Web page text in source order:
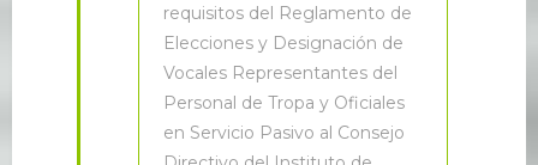
requisitos del Reglamento de
Elecciones y Designación de
Vocales Representantes del
Personal de Tropa y Oficiales
en Servicio Pasivo al Consejo